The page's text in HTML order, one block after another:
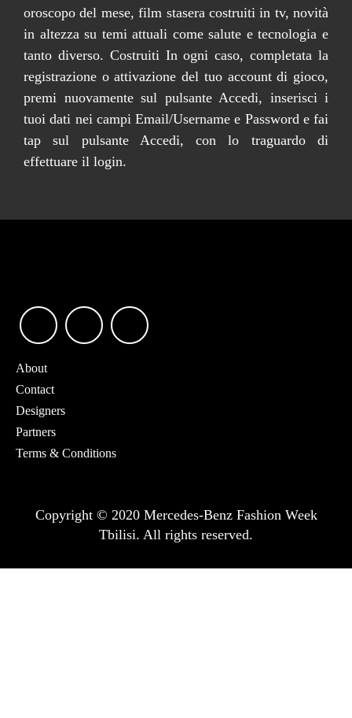
oroscopo del mese, film stasera costruiti in tv, novità
in altezza su temi attuali come salute e tecnologia e
tanto diverso. Costruiti In ogni caso, completata la
registrazione o attivazione del tuo account di gioco,
premi nuovamente sul pulsante Accedi, inserisci i
tuoi dati nei campi Email/Username e Password e fai
tap sul pulsante Accedi, con lo traguardo di
effettuare il login.
About
Contact
Designers
Partners
Terms & Conditions
Copyright © 2020 Mercedes-Benz Fashion Week
Tbilisi. All rights reserved.